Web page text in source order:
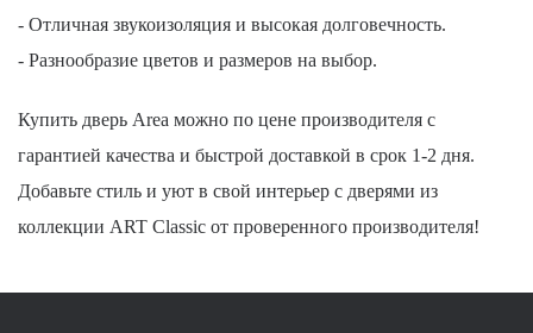
- Отличная звукоизоляция и высокая долговечность.
- Разнообразие цветов и размеров на выбор.
Купить дверь Area можно по цене производителя с
гарантией качества и быстрой доставкой в срок 1-2 дня.
Добавьте стиль и уют в свой интерьер с дверями из
коллекции ART Classic от проверенного производителя!